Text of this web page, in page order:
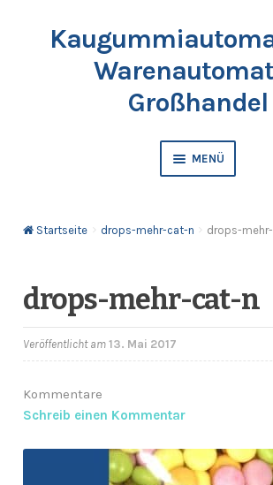
Springe
Großhandel
MENÜ
Bälle & Springbälle
Kapselfüllware
Anfragen-Korb
Startseite drops-mehr-cat-n drops-
drops-mehr-cat-n
Veröffentlicht am 13. Mai 2017
Kommentare
Schreib einen Kommentar